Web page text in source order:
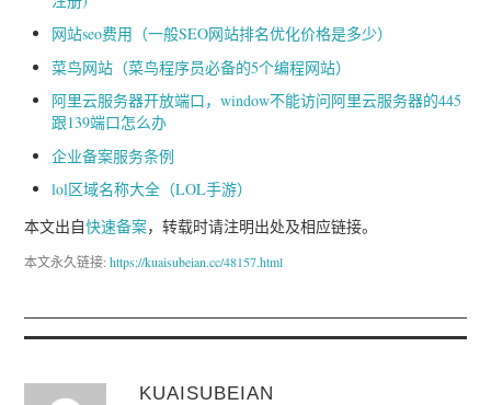
网站seo费用（一般SEO网站排名优化价格是多少）
菜鸟网站（菜鸟程序员必备的5个编程网站）
阿里云服务器开放端口，window不能访问阿里云服务器的445
跟139端口怎么办
企业备案服务条例
lol区域名称大全（LOL手游）
本文出自快速备案，转载时请注明出处及相应链接。
本文永久链接:https://kuaisubeian.cc/48157.html
KUAISUBEIAN